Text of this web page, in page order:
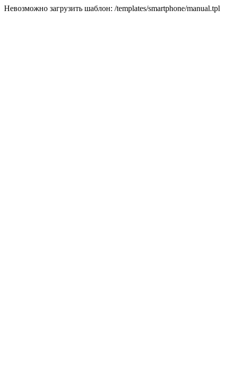
Невозможно загрузить шаблон: /templates/smartphone/manual.tpl